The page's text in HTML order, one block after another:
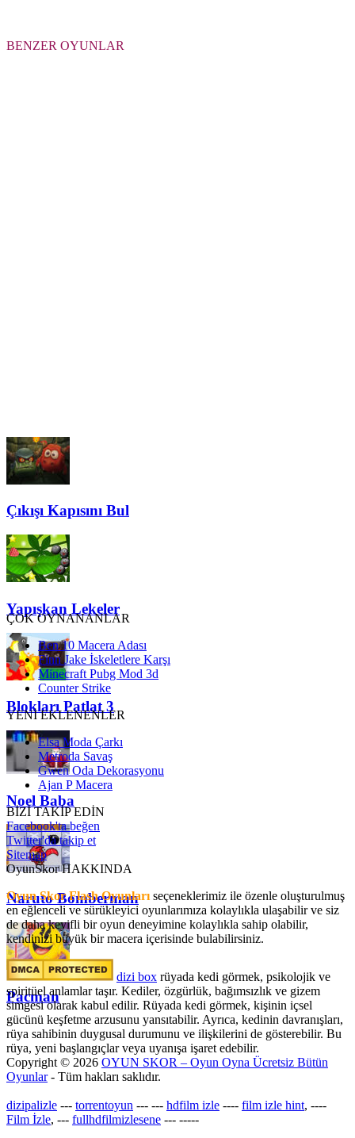
BENZER OYUNLAR
Çıkışı Kapısını Bul
Yapışkan Lekeler
Blokları Patlat 3
Noel Baba
Naruto Bomberman
Pacman
ÇOK OYNANANLAR
Ben 10 Macera Adası
Finn Jake İskeletlere Karşı
Minecraft Pubg Mod 3d
Counter Strike
YENİ EKLENENLER
Elsa Moda Çarkı
Metroda Savaş
Gwen Oda Dekorasyonu
Ajan P Macera
BİZİ TAKİP EDİN
Facebook'ta beğen
Twitter'da takip et
Sitemap
OyunSkor HAKKINDA
Oyun Skor Flash Oyunları seçeneklerimiz ile özenle oluşturulmuş
en eğlenceli ve sürükleyici oyunlarımıza kolaylıkla ulaşabilir ve siz
de daha keyifli bir oyun deneyimine kolaylıkla sahip olabilir,
kendinizi büyük bir macera içerisinde bulabilirsiniz.
dizi box rüyada kedi görmek​, psikolojik ve
spiritüel anlamlar taşır. Kediler, özgürlük, bağımsızlık ve gizem
simgesi olarak kabul edilir. Rüyada kedi görmek, kişinin içsel
gücünü keşfetme arzusunu yansıtabilir. Ayrıca, kedinin davranışları,
rüya sahibinin duygusal durumunu ve ilişkilerini de gösterebilir. Bu
rüya, yeni başlangıçlar veya uyanışa işaret edebilir.
Copyright © 2026 OYUN SKOR – Oyun Oyna Ücretsiz Bütün
Oyunlar- Tüm hakları saklıdır.
dizipalizle --- torrentoyun --- --- hdfilm izle ---- film izle hint, ----
Film İzle, --- fullhdfilmizlesene --- -----